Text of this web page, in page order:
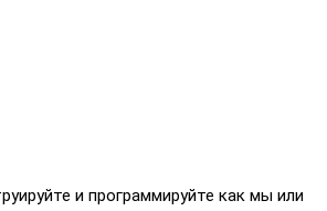
и программируйте как мы или